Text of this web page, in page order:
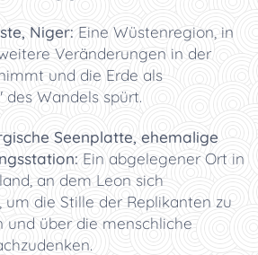
Niger: Eine Wüstenregion, in
Veränderungen in der
und die Erde als
des Wandels spürt.
Seenplatte, ehemalige
Ein abgelegener Ort in
an dem Leon sich
um die Stille der Replikanten zu
und über die menschliche